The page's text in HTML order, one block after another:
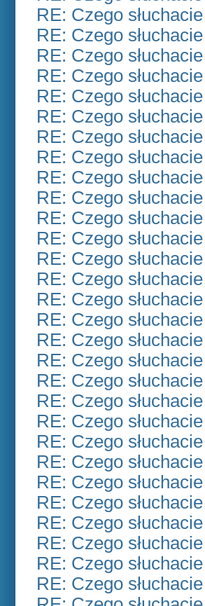
RE: Czego
RE: Czego
RE: Czego
RE: Czego
RE: Czego
RE: Czego
RE: Czego
RE: Czego
RE: Czego
RE: Czego
RE: Czego
RE: Czego
RE: Czego
RE: Czego
RE: Czego
RE: Czego
RE: Czego
RE: Czego
RE: Czego
RE: Czego
RE: Czego
RE: Czego
RE: Czego
RE: Czego
RE: Czego
RE: Czego
RE: Czego
RE: Czego
RE: Czego